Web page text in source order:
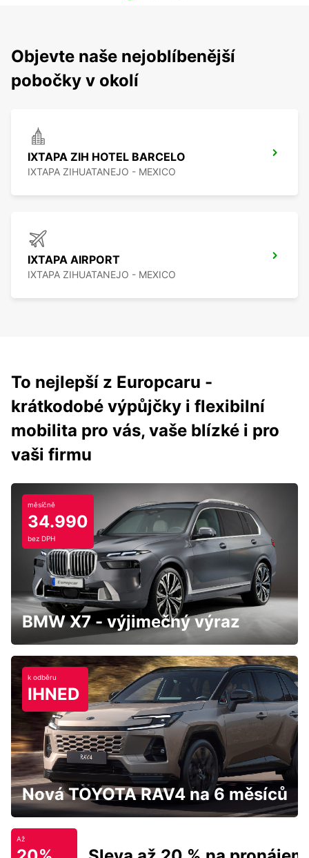
Objevte naše nejoblíbenější
pobočky v okolí
IXTAPA ZIH HOTEL BARCELO
IXTAPA ZIHUATANEJO - MEXICO
IXTAPA AIRPORT
IXTAPA ZIHUATANEJO - MEXICO
To nejlepší z Europcaru -
krátkodobé výpůjčky i flexibilní
mobilita pro vás, vaše blízké i pro
vaši firmu
měsíčně
34.990
bez DPH
BMW X7 - výjimečný výraz
k odběru
IHNED
Nová TOYOTA RAV4 na 6 měsíců
Až